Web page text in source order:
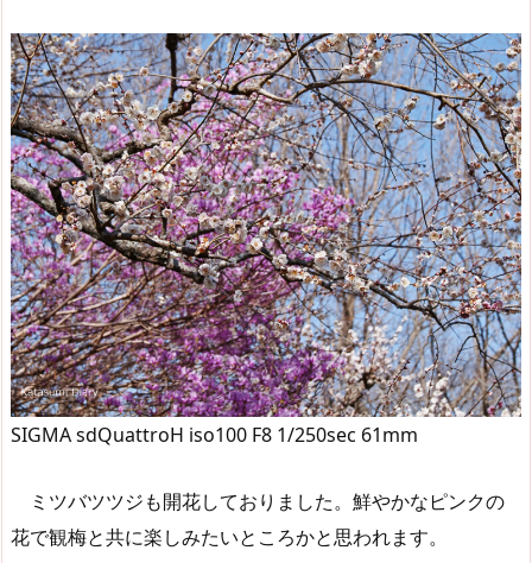
SIGMA sdQuattroH iso100 F8 1/250sec 61mm
ミツバツツジも開花しておりました。鮮やかなピンクの
花で観梅と共に楽しみたいところかと思われます。